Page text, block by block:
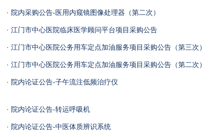
· 院内采购公告-医用内窥镜图像处理器（第二次）
· 江门市中心医院临床医学顾问平台项目采购公告
· 江门市中心医院公务用车定点加油服务项目采购公告（第三次）
· 江门市中心医院公务用车定点加油服务项目采购公告（第二次）
· 院内论证公告-子午流注低频治疗仪
· 院内论证公告-转运呼吸机
· 院内论证公告-中医体质辨识系统